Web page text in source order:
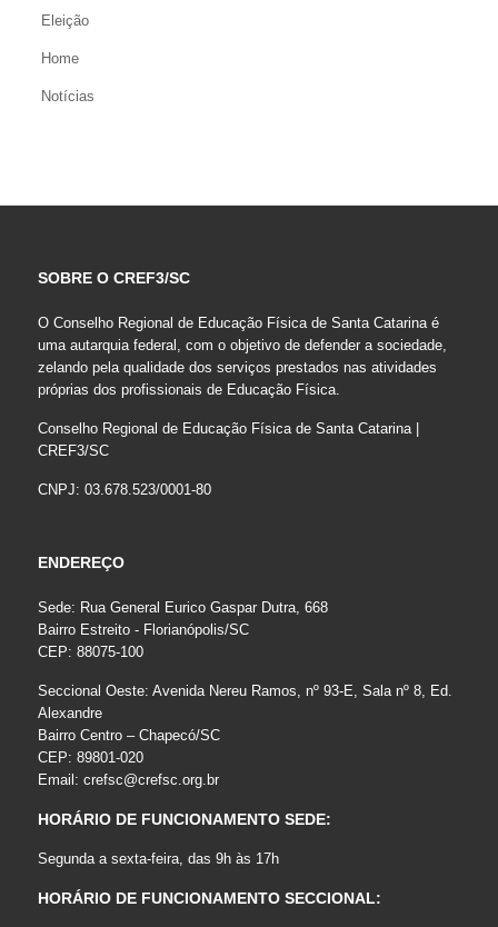
Eleição
Home
Notícias
SOBRE O CREF3/SC
O Conselho Regional de Educação Física de Santa Catarina é
uma autarquia federal, com o objetivo de defender a sociedade,
zelando pela qualidade dos serviços prestados nas atividades
próprias dos profissionais de Educação Física.
Conselho Regional de Educação Física de Santa Catarina |
CREF3/SC
CNPJ: 03.678.523/0001-80
ENDEREÇO
Sede: Rua General Eurico Gaspar Dutra, 668
Bairro Estreito - Florianópolis/SC
CEP: 88075-100
Seccional Oeste: Avenida Nereu Ramos, nº 93-E, Sala nº 8, Ed.
Alexandre
Bairro Centro – Chapecó/SC
CEP: 89801-020
Email: crefsc@crefsc.org.br
HORÁRIO DE FUNCIONAMENTO SEDE:
Segunda a sexta-feira, das 9h às 17h
HORÁRIO DE FUNCIONAMENTO SECCIONAL: